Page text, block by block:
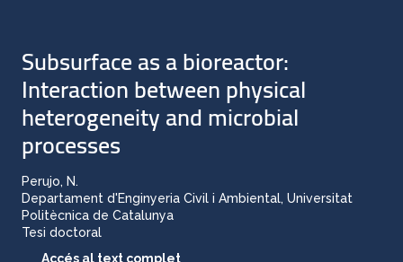
Subsurface as a bioreactor:
Interaction between physical
heterogeneity and microbial
processes
Perujo, N.
Departament d'Enginyeria Civil i Ambiental, Universitat
Politècnica de Catalunya
Tesi doctoral
Accés al text complet